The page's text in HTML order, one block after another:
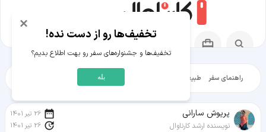
راهنمای سفر طبیعت‌گردی شهرگردی
پریوش سارانی
نویسنده ارشد کارناوال
26 تیر 1401
26 تیر 1401
×
تخفیف‌ها رو از دست نده!
تخفیف‌ها و جشنواره‌های سفر رو بهت اطلاع بدیم؟
بله